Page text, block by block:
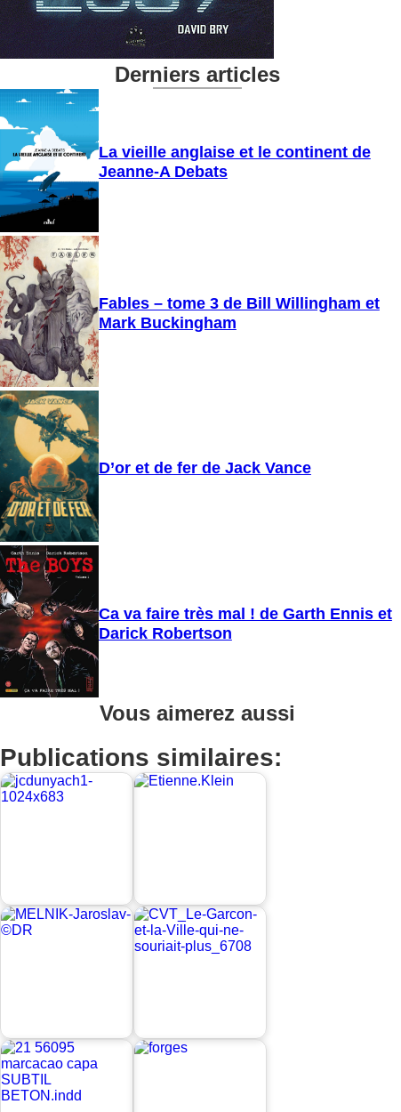
Derniers articles
La vieille anglaise et le continent de
Jeanne-A Debats
Fables – tome 3 de Bill Willingham et
Mark Buckingham
D’or et de fer de Jack Vance
Ca va faire très mal ! de Garth Ennis et
Darick Robertson
Vous aimerez aussi
Publications similaires: